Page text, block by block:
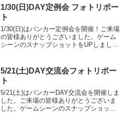
フォトアルバムをみる
1/30(日)DAY定例会 フォトリポー
ト
1/30(日)はバンカー定例会を開催！ご来場
の皆様ありがとうございました。ゲーム
シーンのスナップショットをUPしました
バムをみる
5/21(土)DAY交流会フォトリポー
ト
5/21(土)はバンカーDAY交流会を開催しま
した。ご来場の皆様ありがとうございま
した。ゲームシーンのスナップショット